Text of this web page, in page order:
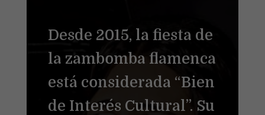
Desde 2015, la fiesta de
la zambomba flamenca
está considerada “Bien
de Interés Cultural”. Su